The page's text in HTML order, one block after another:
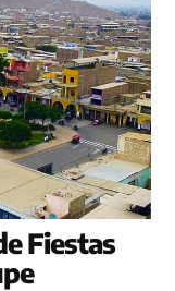
Fiestas